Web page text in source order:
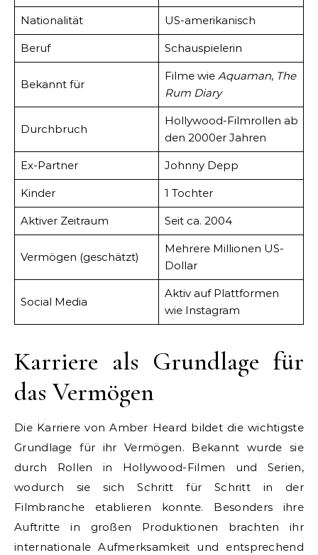
Nationalität US-amerikanisch
Beruf Schauspielerin
Bekannt für
Filme wie Aquaman, The
Rum Diary
Durchbruch
Hollywood-Filmrollen ab
den 2000er Jahren
Ex-Partner Johnny Depp
Kinder 1 Tochter
Aktiver Zeitraum Seit ca. 2004
Vermögen (geschätzt)
Mehrere Millionen US-
Dollar
Social Media
Aktiv auf Plattformen
wie Instagram
Karriere als Grundlage für
das Vermögen
Die Karriere von Amber Heard bildet die wichtigste
Grundlage für ihr Vermögen. Bekannt wurde sie
durch Rollen in Hollywood-Filmen und Serien,
wodurch sie sich Schritt für Schritt in der
Filmbranche etablieren konnte. Besonders ihre
Auftritte in großen Produktionen brachten ihr
internationale Aufmerksamkeit und entsprechend